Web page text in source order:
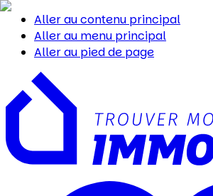
Aller au contenu principal
Aller au menu principal
Aller au pied de page